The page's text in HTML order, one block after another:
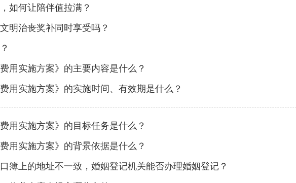
如何让陪伴值拉满？
明治丧奖补同时享受吗？
用实施方案》的主要内容是什么？
用实施方案》的实施时间、有效期是什么？
用实施方案》的目标任务是什么？
用实施方案》的背景依据是什么？
簿上的地址不一致，婚姻登记机关能否办理婚姻登记？